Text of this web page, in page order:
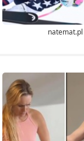
natemat.pl